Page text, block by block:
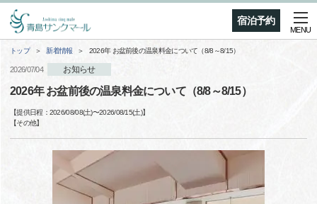
宿泊予約
MENU
トップ 新着情報 2026年 お盆前後の温泉料金について（8/8～8/15）
2026/07/04 お知らせ
2026年 お盆前後の温泉料金について（8/8～8/15）
【提供日程： 2026/08/08(土)〜2026/08/15(土)】
【その他】